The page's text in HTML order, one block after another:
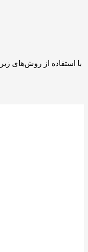
با استفاده از روش‌های